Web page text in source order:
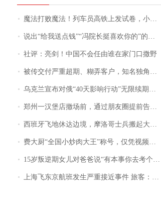
魔法打败魔法！列车员高铁上发试卷，小朋友一秒静音，12306回应：列车员个人行为，不是铁路规定
说出“给我送点钱”“冯院长挺喜欢你的”的执行局局长被停职，被骚扰的当事人还有问题待解决
社评：亮剑！中国不会任由谁在家门口撒野
被传交付严重超期、糊弄客户，知名独角兽车企创始人回应：都没证据，将依法采取措施，“本人长期与美国交管局保持沟通，对方表示肯定”
乌克兰宣布对俄“40天影响行动”无限续期，7月两国对轰数据均创纪录
郑州一汉堡店撤场前，通过朋友圈提前告知逐一退费，有顾客仅剩1元也全被退回，分文不少；顾客：言而有信，让人感动
西班牙飞地休达边境，摩洛哥士兵搬起大石块投向移民引争议，此前一天内数万人从摩洛哥涌入西班牙
费大厨“全国小炒肉大王”称号，仅凭视频评出？中国烹饪协会回应
15岁叛逆期女儿对爸爸说“有本事你去考个研究生”，44岁职场“老登”一战上岸“985”；父亲坦言拒绝空想，常年保持每月读6本书的习惯
上海飞东京航班发生严重接近事件 旅客：正常下降后突然拉升，下飞机时都不知险些撞机